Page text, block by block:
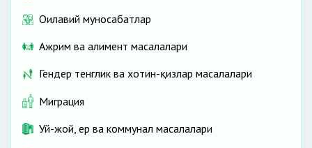
Оилавий муносабатлар
Ажрим ва алимент масалалари
Гендер тенглик ва хотин-қизлар масалалари
Миграция
Уй-жой, ер ва коммунал масалалари